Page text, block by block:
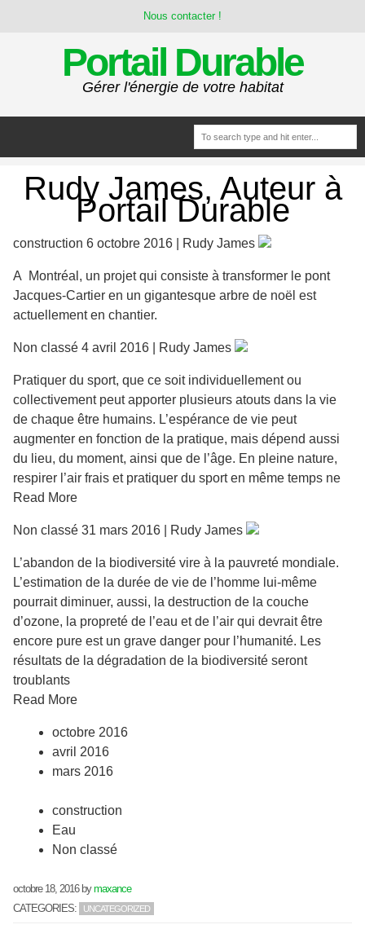
Nous contacter !
Portail Durable
Gérer l'énergie de votre habitat
Rudy James, Auteur à
Portail Durable
construction 6 octobre 2016 | Rudy James
A Montréal, un projet qui consiste à transformer le pont
Jacques-Cartier en un gigantesque arbre de noël est
actuellement en chantier.
Non classé 4 avril 2016 | Rudy James
Pratiquer du sport, que ce soit individuellement ou
collectivement peut apporter plusieurs atouts dans la vie
de chaque être humains. L’espérance de vie peut
augmenter en fonction de la pratique, mais dépend aussi
du lieu, du moment, ainsi que de l’âge. En pleine nature,
respirer l’air frais et pratiquer du sport en même temps ne
Read More
Non classé 31 mars 2016 | Rudy James
L’abandon de la biodiversité vire à la pauvreté mondiale.
L’estimation de la durée de vie de l’homme lui-même
pourrait diminuer, aussi, la destruction de la couche
d’ozone, la propreté de l’eau et de l’air qui devrait être
encore pure est un grave danger pour l’humanité. Les
résultats de la dégradation de la biodiversité seront
troublants
Read More
octobre 2016
avril 2016
mars 2016
construction
Eau
Non classé
octobre 18, 2016bymaxance
CATEGORIES:
UNCATEGORIZED